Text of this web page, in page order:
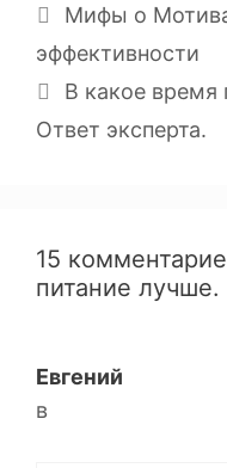
Мифы о
эффективности
В какое время
Ответ эксперта.
15
питание
Евгений
в